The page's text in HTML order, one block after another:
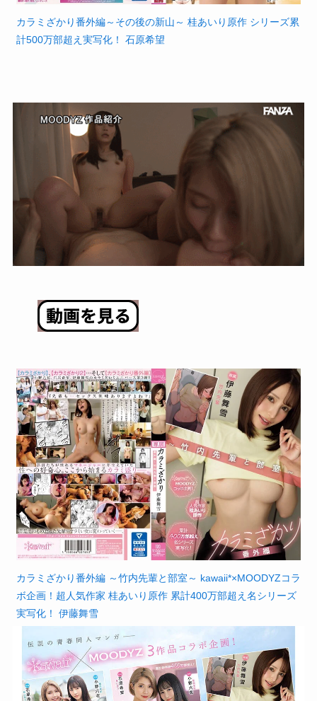
カラミざかり番外編～その後の新山～ 桂あいり原作 シリーズ累
計500万部超え実写化！ 石原希望
カラミざかり番外編 ～竹内先輩と部室～ kawaii*×MOODYZコラ
ボ企画！超人気作家 桂あいり原作 累計400万部超え名シリーズ
実写化！ 伊藤舞雪